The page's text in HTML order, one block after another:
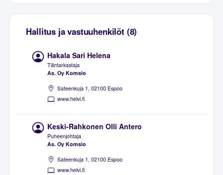
Hallitus ja vastuuhenkilöt (8)
Hakala Sari Helena
Tilintarkastaja
As. Oy Komsio
Sateenkuja 1, 02100 Espoo
www.helvi.fi
Keski-Rahkonen Olli Antero
Puheenjohtaja
As. Oy Komsio
Sateenkuja 1, 02100 Espoo
www.helvi.fi